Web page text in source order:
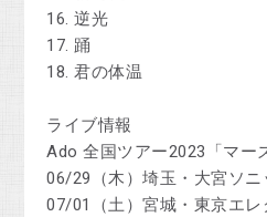
16. 逆光
17. 踊
18. 君の体温
ライブ情報
Ado 全国ツアー2023「マー
06/29（木）埼玉・大宮ソ
07/01（土）宮城・東京エ